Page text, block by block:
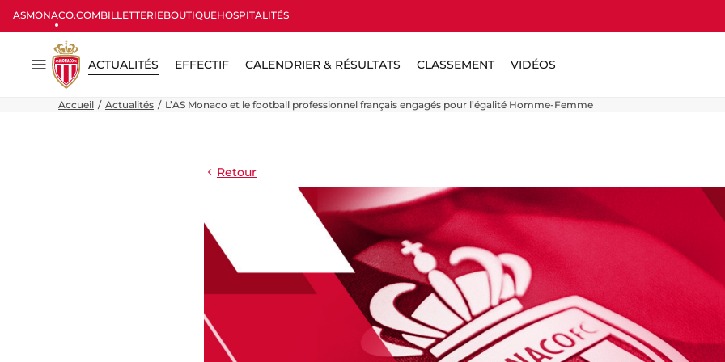
ASMONACO.COMBILLETTERIEBOUTIQUEHOSPITALITÉS
Menu
ACTUALITÉS EFFECTIF CALENDRIER & RÉSULTATS CLASSEMENT VIDÉOS
Accueil Actualités L’AS Monaco et le football professionnel français engagés pour l’égalité Homme-Femme
Retour